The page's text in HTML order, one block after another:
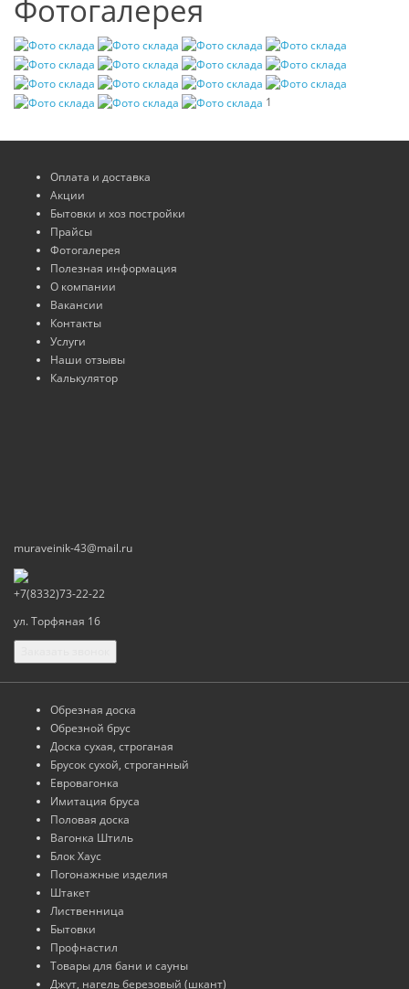
Фотогалерея
1
Оплата и доставка
Акции
Бытовки и хоз постройки
Прайсы
Фотогалерея
Полезная информация
О компании
Вакансии
Контакты
Услуги
Наши отзывы
Калькулятор
muraveinik-43@mail.ru
+7(8332)73-22-22
ул. Торфяная 16
Обрезная доска
Обрезной брус
Доска сухая, строганая
Брусок сухой, строганный
Евровагонка
Имитация бруса
Половая доска
Вагонка Штиль
Блок Хаус
Погонажные изделия
Штакет
Лиственница
Бытовки
Профнастил
Товары для бани и сауны
Джут, нагель березовый (шкант)